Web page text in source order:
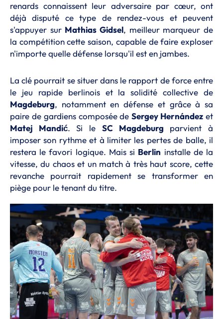
renards connaissent leur adversaire par cœur, ont
déjà disputé ce type de rendez-vous et peuvent
s'appuyer sur Mathias Gidsel, meilleur marqueur de
la compétition cette saison, capable de faire exploser
n'importe quelle défense lorsqu'il est en jambes.
La clé pourrait se situer dans le rapport de force entre
le jeu rapide berlinois et la solidité collective de
Magdeburg, notamment en défense et grâce à sa
paire de gardiens composée deSergey Hernández et
Matej Mandić. Si le SC Magdeburg parvient à
imposer son rythme et à limiter les pertes de balle, il
restera le favori logique. Mais si Berlin installe de la
vitesse, du chaos et un match à très haut score, cette
revanche pourrait rapidement se transformer en
piège pour le tenant du titre.